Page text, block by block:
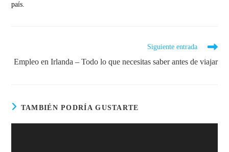
país.
Siguiente entrada
Empleo en Irlanda – Todo lo que necesitas saber antes de viajar
TAMBIÉN PODRÍA GUSTARTE